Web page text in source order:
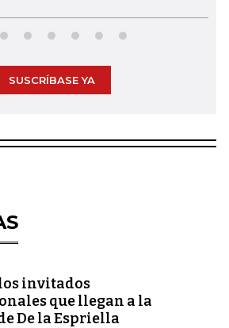
SUSCRÍBASE YA
invitados
que llegan a la
De la Espriella